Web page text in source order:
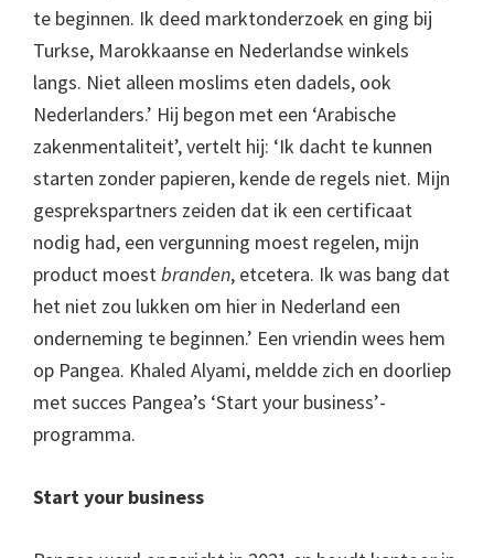
te beginnen. Ik deed marktonderzoek en ging bij
Turkse, Marokkaanse en Nederlandse winkels
langs. Niet alleen moslims eten dadels, ook
Nederlanders.’ Hij begon met een ‘Arabische
zakenmentaliteit’, vertelt hij: ‘Ik dacht te kunnen
starten zonder papieren, kende de regels niet. Mijn
gesprekspartners zeiden dat ik een certificaat
nodig had, een vergunning moest regelen, mijn
product moestbranden, etcetera. Ik was bang dat
het niet zou lukken om hier in Nederland een
onderneming te beginnen.’ Een vriendin wees hem
op Pangea. Khaled Alyami, meldde zich en doorliep
met succes Pangea’s ‘Start your business’-
programma.
Start your business